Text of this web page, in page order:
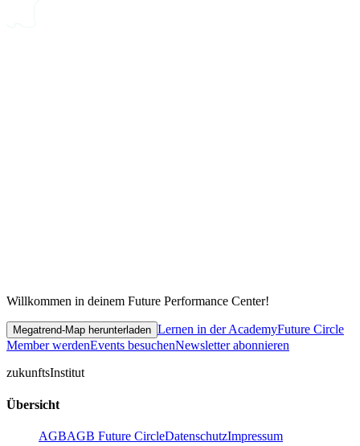
Willkommen in deinem Future Performance Center!
Megatrend-Map herunterladen Lernen in der AcademyFuture Circle
Member werdenEvents besuchenNewsletter abonnieren
zukunftsInstitut
Übersicht
AGBAGB Future CircleDatenschutzImpressum